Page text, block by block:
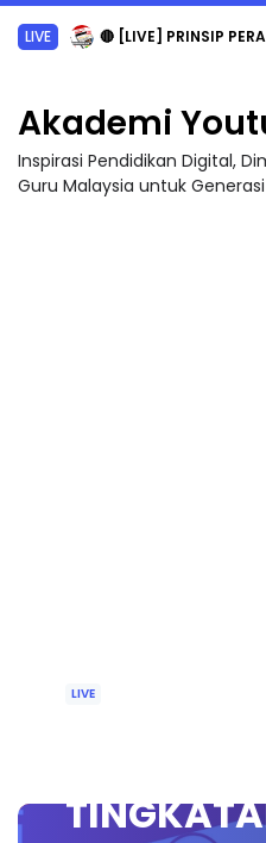
LIVE 🔴 [LIVE] PRINSIP PERAKAUNAN, PECUT SKOR
Akademi
Inspirasi Pendidikan Digital,
Guru Malaysia untuk
LIVE